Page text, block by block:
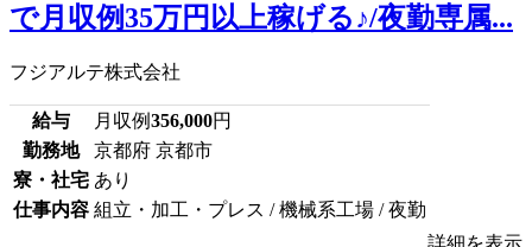
で月収例35万円以上稼げる♪/夜勤専属...
フジアルテ株式会社
給与 月収例356,000円
勤務地
京都府 京都市
寮・社宅 あり
仕事内容 組立・加工・プレス / 機械系工場 / 夜勤
詳細を表示